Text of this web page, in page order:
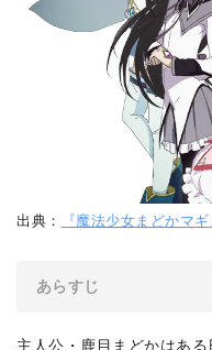
出典： 『魔法少女まどかマ
あらすじ
主人公・鹿目まどかはあ